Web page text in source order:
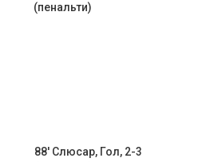
(пенальти)
88' Слюсар, Гол, 2-3